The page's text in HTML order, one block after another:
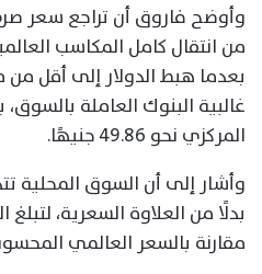
وأوضح فاروق أن تراجع سعر
من انتقال كامل المكاسب
غالبية البنوك العاملة
المركزي نحو 49.86 جنيهًا.
وأشار إلى أن السوق المحلية
مقارنة بالسعر العالمي